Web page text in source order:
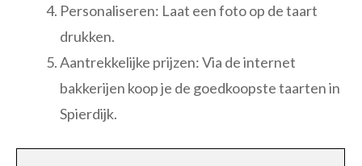
Personaliseren: Laat een foto op de taart
drukken.
Aantrekkelijke prijzen: Via de internet
bakkerijen koop je de goedkoopste taarten in
Spierdijk.